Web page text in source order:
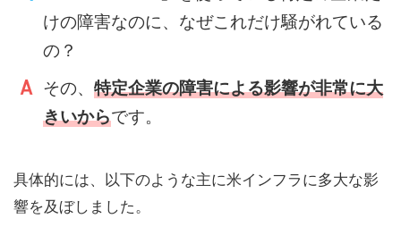
けの障害なのに、なぜこれだけ騒がれている
の？
その、特定企業の障害による影響が非常に大
きいからです。
具体的には、以下のような主に米インフラに多大な影
響を及ぼしました。